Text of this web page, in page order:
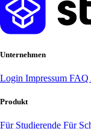
Unternehmen
Login Impressum FAQ
Produkt
Für Studierende Für